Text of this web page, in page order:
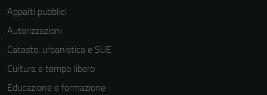
Appalti pubblici
Autorizzazioni
Catasto, urbanistica e SUE
Cultura e tempo libero
Educazione e formazione